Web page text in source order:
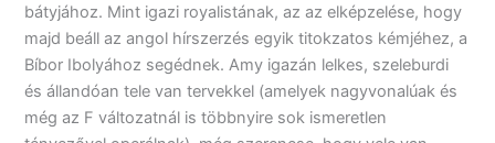
bátyjához. Mint igazi royalistának, az az elképzelése, hogy
majd beáll az angol hírszerzés egyik titokzatos kémjéhez, a
Bíbor Ibolyához segédnek. Amy igazán lelkes, szeleburdi
és állandóan tele van tervekkel (amelyek nagyvonalúak és
még az F változatnál is többnyire sok ismeretlen